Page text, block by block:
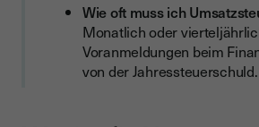
Wie oft muss ich
Monatlich oder
Voranmeldungen beim
von der Jahressteuerschuld.